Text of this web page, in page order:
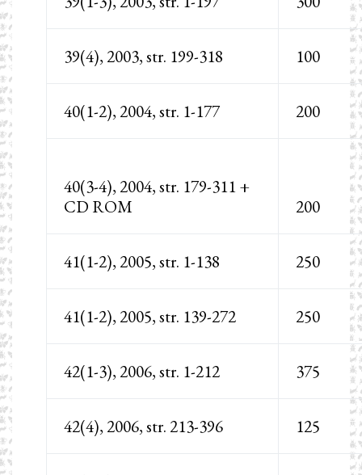
39(4), 2003, str. 199-318 100
40(1-2), 2004, str. 1-177 200
40(3-4), 2004, str. 179-311 +
CD ROM
200
41(1-2), 2005, str. 1-138 250
41(1-2), 2005, str. 139-272 250
42(1-3), 2006, str. 1-212 375
42(4), 2006, str. 213-396 125